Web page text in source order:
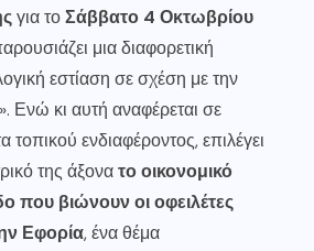
για τοΣάββατο 4 Οκτωβρίου
μια διαφορετική
εστίαση σε σχέση με την
Ενώ κι αυτή αναφέρεται σε
τοπικού ενδιαφέροντος, επιλέγει
της άξονατο οικονομικό
που βιώνουν οι οφειλέτες
Εφορία, ένα θέμα